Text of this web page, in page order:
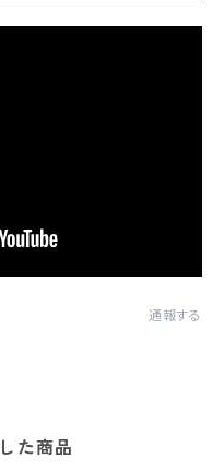
通報する
た商品